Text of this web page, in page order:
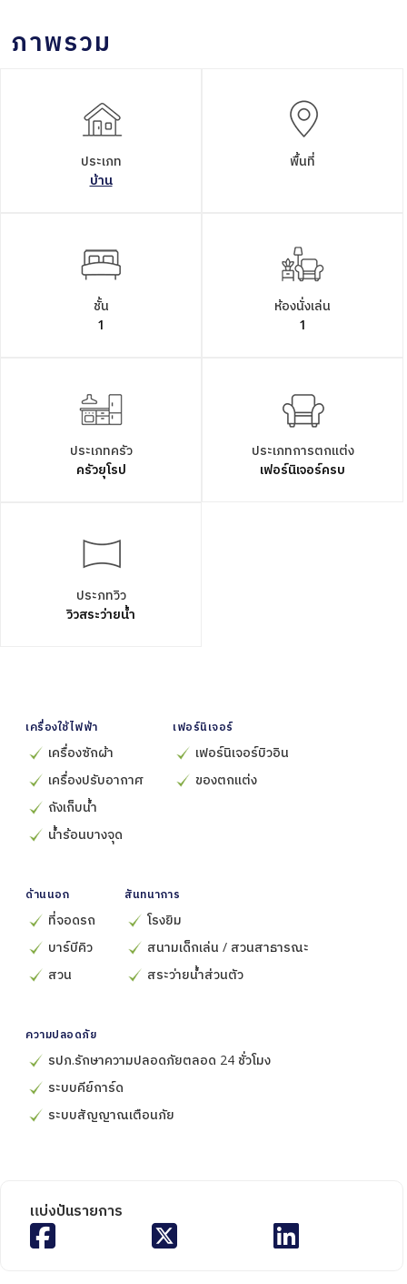
ภาพรวม
ประเภท
บ้าน
พื้นที่
ชั้น
1
ห้องนั่งเล่น
1
ประเภทครัว
ครัวยุโรป
ประเภทการตกแต่ง
เฟอร์นิเจอร์ครบ
ประภทวิว
วิวสระว่ายน้ำ
เครื่องใช้ไฟฟ้า
เครื่องซักผ้า
เครื่องปรับอากาศ
ถังเก็บน้ำ
น้ำร้อนบางจุด
เฟอร์นิเจอร์
เฟอร์นิเจอร์บิวอิน
ของตกแต่ง
ด้านนอก
ที่จอดรถ
บาร์บีคิว
สวน
สันทนาการ
โรงยิม
สนามเด็กเล่น / สวนสาธารณะ
สระว่ายน้ำส่วนตัว
ความปลอดภัย
รปภ.รักษาความปลอดภัยตลอด 24 ชั่วโมง
ระบบคีย์การ์ด
ระบบสัญญาณเตือนภัย
แบ่งปันรายการ